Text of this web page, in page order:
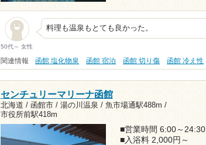
50代～ 女性
料理も温泉もとても良かった。
関連情報 函館 塩化物泉 函館 宿泊 函館 切り傷 函館 冷え性
センチュリーマリーナ函館
北海道 / 函館市 / 湯の川温泉 / 魚市場通駅488m /
市役所前駅418m
■営業時間 6:00～24:30
■入浴料 2,000円～